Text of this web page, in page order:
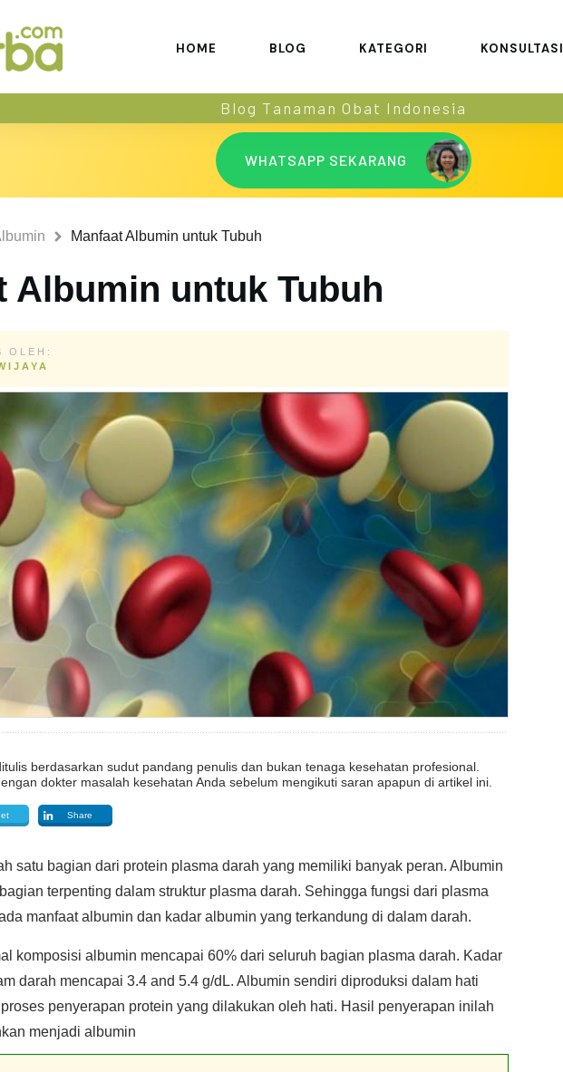
HOME BLOG KATEGORI KONSULTASI
Blog Tanaman Obat Indonesia
WHATSAPP SEKARANG
Manfaat Albumin untuk Tubuh
Albumin untuk Tubuh
OLEH:
berdasarkan sudut pandang penulis dan bukan tenaga kesehatan profesional.
dokter masalah kesehatan Anda sebelum mengikuti saran apapun di artikel ini.
Share
satu bagian dari protein plasma darah yang memiliki banyak peran. Albumin
terpenting dalam struktur plasma darah. Sehingga fungsi dari plasma
manfaat albumin dan kadar albumin yang terkandung di dalam darah.
komposisi albumin mencapai 60% dari seluruh bagian plasma darah. Kadar
darah mencapai 3.4 and 5.4 g/dL. Albumin sendiri diproduksi dalam hati
penyerapan protein yang dilakukan oleh hati. Hasil penyerapan inilah
menjadi albumin